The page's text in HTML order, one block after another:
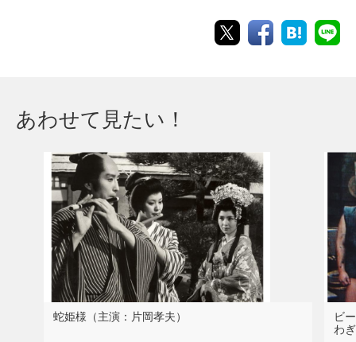
あわせて見たい！
蛇姫様（主演：片岡孝夫）
ビ
わぎ